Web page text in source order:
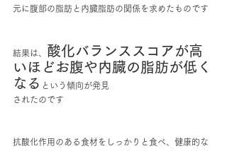
元に腹部の脂肪と内臓脂肪の関係を求めたものです
結果は、 酸化バランススコアが高
いほどお腹や内臓の脂肪が低く
なる という傾向が発見
されたのです
抗酸化作用のある食材をしっかりと食べ、健康的な